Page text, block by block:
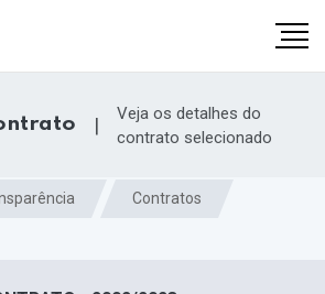
|
Veja os detalhes do
contrato selecionado
Contratos